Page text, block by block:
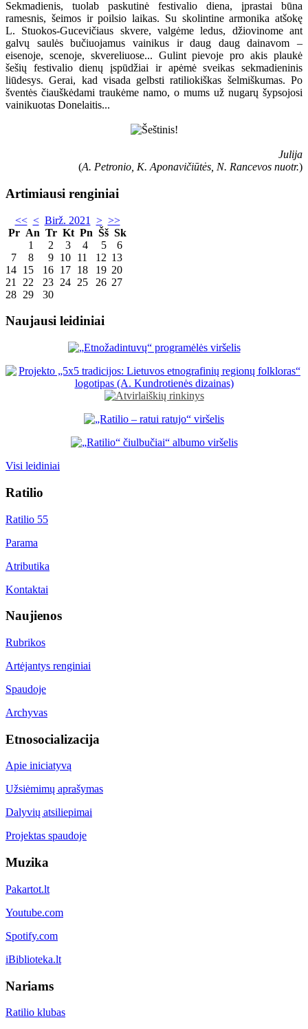
Sekmadienis, tuolab paskutinė festivalio diena, įprastai būna
ramesnis, šeimos ir poilsio laikas. Su skolintine armonika atšokę
L. Stuokos-Gucevičiaus skvere, valgėme ledus, džiovinome ant
galvų saulės bučiuojamus vainikus ir daug daug dainavom –
eisenoje, scenoje, skvereliuose... Gulint pievoje pro akis plaukė
šešių festivalio dienų įspūdžiai ir apėmė sveikas sekmadieninis
liūdesys. Gerai, kad visada gelbsti ratiliokiškas šelmiškumas. Po
šventės čiauškėdami traukėme namo, o mums už nugarų šypsojosi
vainikuotas Donelaitis...
Julija
(A. Petronio, K. Aponavičiūtės, N. Rancevos nuotr.)
Artimiausi renginiai
<< < Birž. 2021 > >>
Pr An Tr Kt Pn Šš Sk
1
2 3 4 5
6
7
8 9 10 11 12 13
14 15 16 17 18 19 20
21
22 23 24 25 26 27
28 29 30
Naujausi leidiniai
Visi leidiniai
Ratilio
Ratilio 55
Parama
Atributika
Kontaktai
Naujienos
Rubrikos
Artėjantys renginiai
Spaudoje
Archyvas
Etnosocializacija
Apie iniciatyvą
Užsiėmimų aprašymas
Dalyvių atsiliepimai
Projektas spaudoje
Muzika
Pakartot.lt
Youtube.com
Spotify.com
iBiblioteka.lt
Nariams
Ratilio klubas